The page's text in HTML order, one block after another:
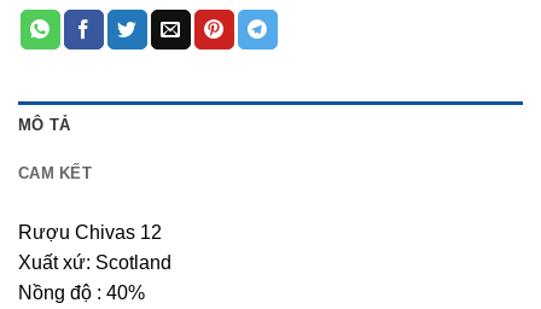
MÔ TẢ
CAM KẾT
Rượu Chivas 12
Xuất xứ: Scotland
Nồng độ : 40%